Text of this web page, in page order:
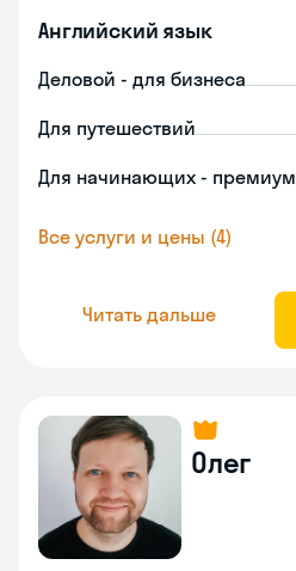
Английский язык
Деловой - для бизнеса
Для путешествий
Для начинающих - премиум
Все услуги и цены (4)
Читать дальше
Олег